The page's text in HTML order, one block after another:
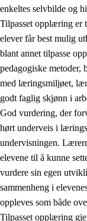
enkeltes selvbilde og
Tilpasset opplæring er
elever får best mulig
blant annet tilpasse
pedagogiske metoder,
med læringsmiljøet,
godt faglig skjønn i
God vurdering, der
hørt underveis i
undervisningen.
elevene til å kunne
vurdere sin egen
sammenheng i
oppleves som både
Tilpasset opplæring